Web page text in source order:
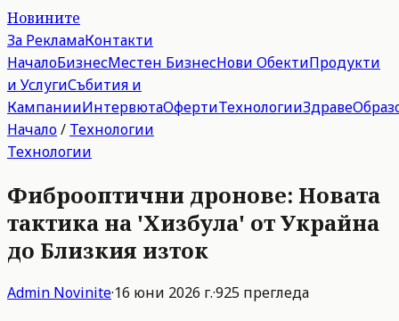
Новините
За РекламаКонтакти
НачалоБизнесМестен БизнесНови ОбектиПродукти
и УслугиСъбития и
КампанииИнтервютаОфертиТехнологииЗдраве
Начало/ Технологии
Технологии
Фиброоптични дронове: Новата
тактика на 'Хизбула' от Украйна
до Близкия изток
Admin Novinite·16 юни 2026 г.·925 прегледа